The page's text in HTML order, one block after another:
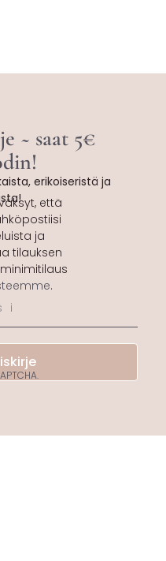
~ saat 5€
erikoiseristä ja
että
ja
tilauksen
.